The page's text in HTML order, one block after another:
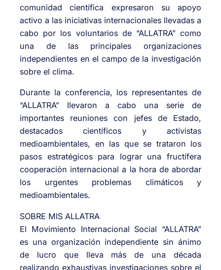
comunidad científica expresaron su apoyo
activo a las iniciativas internacionales llevadas a
cabo por los voluntarios de “ALLATRA” como
una de las principales organizaciones
independientes en el campo de la investigación
sobre el clima.
Durante la conferencia, los representantes de
“ALLATRA” llevaron a cabo una serie de
importantes reuniones con jefes de Estado,
destacados científicos y activistas
medioambientales, en las que se trataron los
pasos estratégicos para lograr una fructífera
cooperación internacional a la hora de abordar
los urgentes problemas climáticos y
medioambientales.
SOBRE MIS ALLATRA
El Movimiento Internacional Social “ALLATRA”
es una organización independiente sin ánimo
de lucro que lleva más de una década
realizando exhaustivas investigaciones sobre el